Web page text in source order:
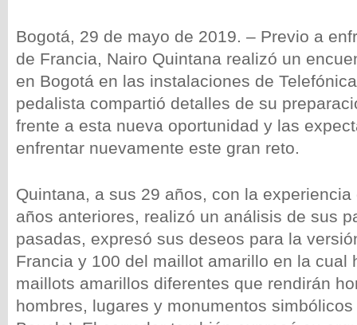
Bogotá, 29 de mayo de 2019. – Previo a
de Francia, Nairo Quintana realizó un
en Bogotá en las instalaciones de
pedalista compartió detalles de su
frente a esta nueva oportunidad y las
enfrentar nuevamente este gran reto.
Quintana, a sus 29 años, con la experiencia
años anteriores, realizó un análisis de sus
pasadas, expresó sus deseos para la
Francia y 100 del maillot amarillo en la cual
maillots amarillos diferentes que rendirán
hombres, lugares y monumentos simbólicos
wp-